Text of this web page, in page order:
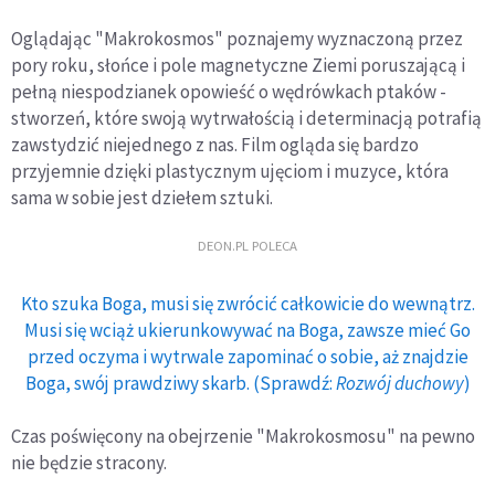
Oglądając "Makrokosmos" poznajemy wyznaczoną przez
pory roku, słońce i pole magnetyczne Ziemi poruszającą i
pełną niespodzianek opowieść o wędrówkach ptaków -
stworzeń, które swoją wytrwałością i determinacją potrafią
zawstydzić niejednego z nas. Film ogląda się bardzo
przyjemnie dzięki plastycznym ujęciom i muzyce, która
sama w sobie jest dziełem sztuki.
DEON.PL POLECA
Kto szuka Boga, musi się zwrócić całkowicie do wewnątrz.
Musi się wciąż ukierunkowywać na Boga, zawsze mieć Go
przed oczyma i wytrwale zapominać o sobie, aż znajdzie
Boga, swój prawdziwy skarb. (Sprawdź:Rozwój duchowy)
Czas poświęcony na obejrzenie "Makrokosmosu" na pewno
nie będzie stracony.